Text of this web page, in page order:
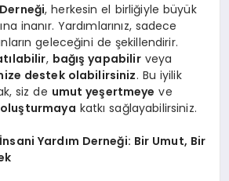
, herkesin el birliğiyle büyük
inanır. Yardımlarınız, sadece
geleceğini de şekillendirir.
, bağış yapabilirveya
destek olabilirsiniz. Bu iyilik
siz de umut yeşertmeye ve
katkı sağlayabilirsiniz.
Yardım Derneği: Bir Umut, Bir